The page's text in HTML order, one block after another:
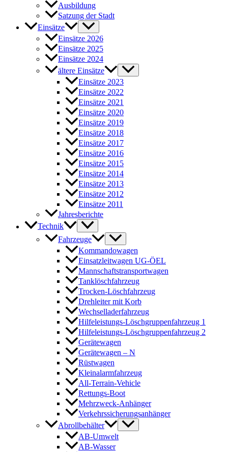
Ausbildung
Satzung der Stadt
Einsätze
Einsätze 2026
Einsätze 2025
Einsätze 2024
ältere Einsätze
Einsätze 2023
Einsätze 2022
Einsätze 2021
Einsätze 2020
Einsätze 2019
Einsätze 2018
Einsätze 2017
Einsätze 2016
Einsätze 2015
Einsätze 2014
Einsätze 2013
Einsätze 2012
Einsätze 2011
Jahresberichte
Technik
Fahrzeuge
Kommandowagen
Einsatzleitwagen UG-ÖEL
Mannschaftstransportwagen
Tanklöschfahrzeug
Trocken-Löschfahrzeug
Drehleiter mit Korb
Wechselladerfahrzeug
Hilfeleistungs-Löschgruppenfahrzeug 1
Hilfeleistungs-Löschgruppenfahrzeug 2
Gerätewagen
Gerätewagen – N
Rüstwagen
Kleinalarmfahrzeug
All-Terrain-Vehicle
Rettungs-Boot
Mehrzweck-Anhänger
Verkehrssicherungsanhänger
Abrollbehälter
AB-Umwelt
AB-Wasser